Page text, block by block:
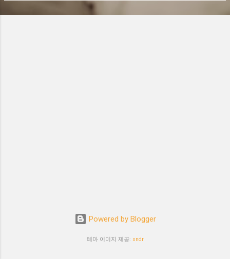
Powered by Blogger
테마 이미지 제공: sndr